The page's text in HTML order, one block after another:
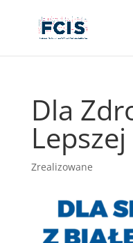
Dla
Zrealizowane